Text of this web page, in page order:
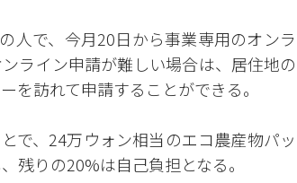
人で、今月20日から事業専用のオンラ
ライン申請が難しい場合は、居住地の
を訪れて申請することができる。
で、24万ウォン相当のエコ農産物パッ
残りの20%は自己負担となる。